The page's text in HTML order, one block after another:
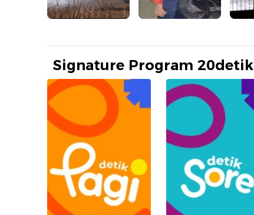
Signature Program 20detik